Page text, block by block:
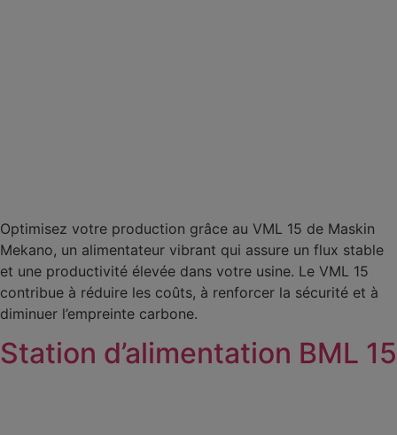
Optimisez votre production grâce au VML 15 de Maskin
Mekano, un alimentateur vibrant qui assure un flux stable
et une productivité élevée dans votre usine. Le VML 15
contribue à réduire les coûts, à renforcer la sécurité et à
diminuer l’empreinte carbone.
Station d’alimentation BML 15